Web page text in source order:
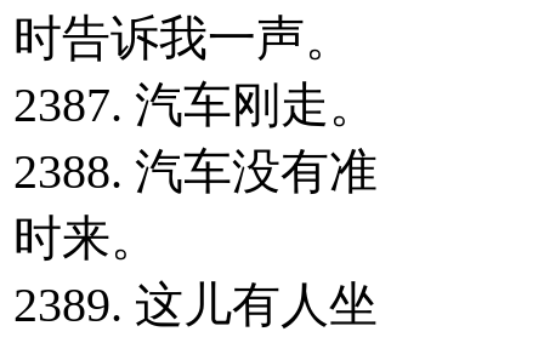
时告诉我一声。
2387. 汽车刚走。
2388. 汽车没有准
时来。
2389. 这儿有人坐